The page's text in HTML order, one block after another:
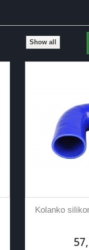
Show all
Kolanko